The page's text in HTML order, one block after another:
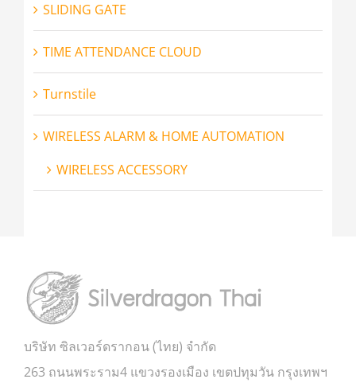
SLIDING GATE
TIME ATTENDANCE CLOUD
Turnstile
WIRELESS ALARM & HOME AUTOMATION
WIRELESS ACCESSORY
บริษัท ซิลเวอร์ดรากอน (ไทย) จำกัด
263 ถนนพระราม4 แขวงรองเมือง เขตปทุมวัน กรุงเทพฯ